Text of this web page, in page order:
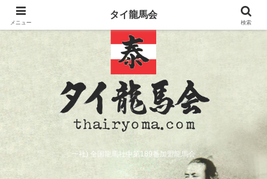
一社) 全国龍馬社中第189番加盟龍馬会
メニュー
タイ龍馬会
検索